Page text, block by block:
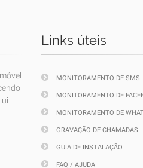
Links úteis
MONITORAMENTO DE SMS
MONITORAMENTO DE
MONITORAMENTO DE
GRAVAÇÃO DE CHAMADAS
GUIA DE INSTALAÇÃO
FAQ / AJUDA